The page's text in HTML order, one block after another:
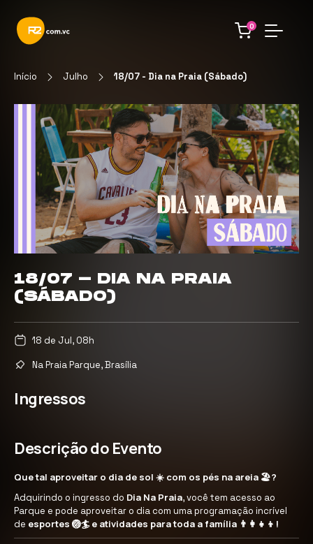
0
Início Julho 18/07 - Dia na Praia (Sábado)
18/07 - DIA NA PRAIA
(SÁBADO)
18 de Jul, 08h
Na Praia Parque, Brasília
Ingressos
Descrição do Evento
Que tal aproveitar o dia de sol ☀️ com os pés na areia 🏖️?
Adquirindo o ingresso do Dia Na Praia, você tem acesso ao
Parque e pode aproveitar o dia com uma programação incrível
de esportes 🏐🏄 e atividades para toda a família 👨‍👩‍👧‍👦!